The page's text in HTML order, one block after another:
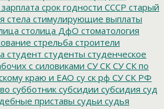
срок годности СССР старый
стела стимулирующие выплаты
столица ДфО стоматология
стрельба строители
студент студенты студенческое
с силовиками СУ СК СУ СК по
краю и ЕАО су ск рф СУ СК РФ
субботник субсидии субсидия суд
приставы судьи судья